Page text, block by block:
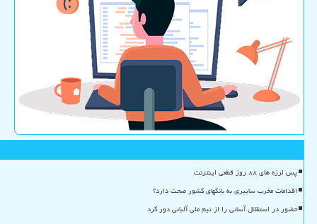
پس لرزه های ۸۸ روز قطعی اینترنت
اقدامات مخرب سایبری به بانکهای کشور صحت دارد؟
حضور در استقلال آسانی را از تیم ملی آلبانی دور کرد